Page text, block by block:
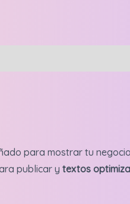
para mostrar tu
publicar y textos